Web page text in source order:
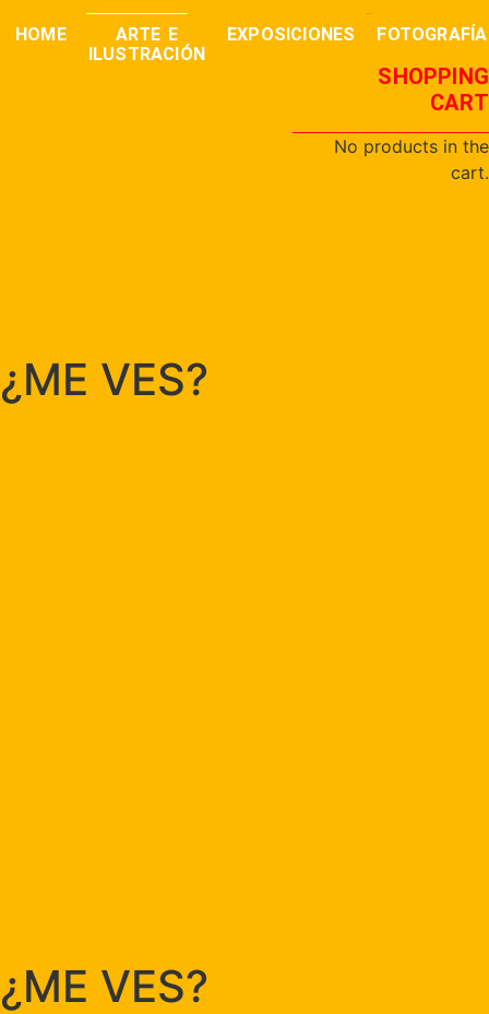
HOME
ARTE E
ILUSTRACIÓN
EXPOSICIONES FOTOGRAFÍA
buscar 0,00€
SHOPPING
CART
No products in the
cart.
¿ME VES?
¿ME VES?